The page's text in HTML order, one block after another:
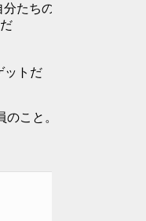
たちの支
ットだ
こと。